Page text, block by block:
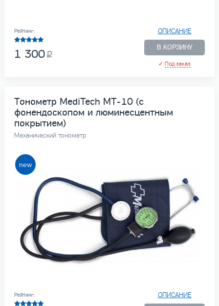
ОПИСАНИЕ
В КОРЗИНУ
✓ Под заказ
Рейтинг:
1 300
Тонометр MediTech МТ-10 (с
фонендоскопом и люминесцентным
покрытием)
Механический тонометр
ОПИСАНИЕ
Рейтинг: